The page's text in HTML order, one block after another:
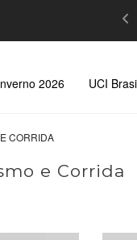
2026 UCI
CORRIDA
e Corrida